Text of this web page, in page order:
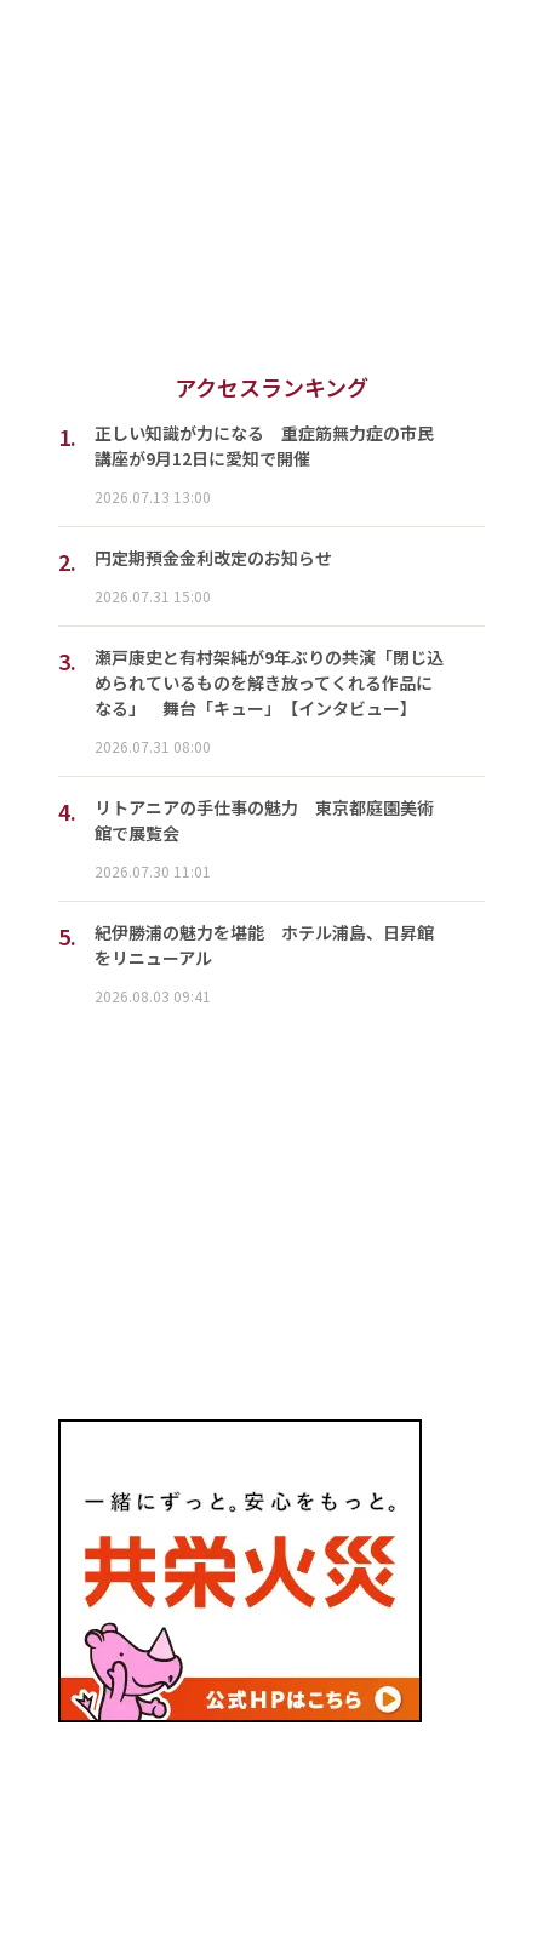
アクセスランキング
1.
正しい知識が力になる 重症筋無力症の市民
講座が9月12日に愛知で開催
2026.07.13 13:00
2. 円定期預金金利改定のお知らせ
2026.07.31 15:00
3.
瀬戸康史と有村架純が9年ぶりの共演「閉じ込
められているものを解き放ってくれる作品に
なる」 舞台「キュー」【インタビュー】
2026.07.31 08:00
4.
リトアニアの手仕事の魅力 東京都庭園美術
館で展覧会
2026.07.30 11:01
5.
紀伊勝浦の魅力を堪能 ホテル浦島、日昇館
をリニューアル
2026.08.03 09:41